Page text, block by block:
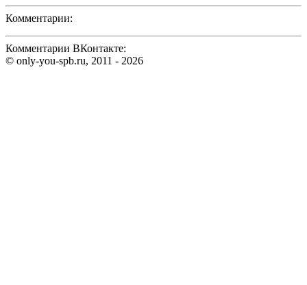
Комментарии:
Комментарии ВКонтакте:
© only-you-spb.ru, 2011 - 2026